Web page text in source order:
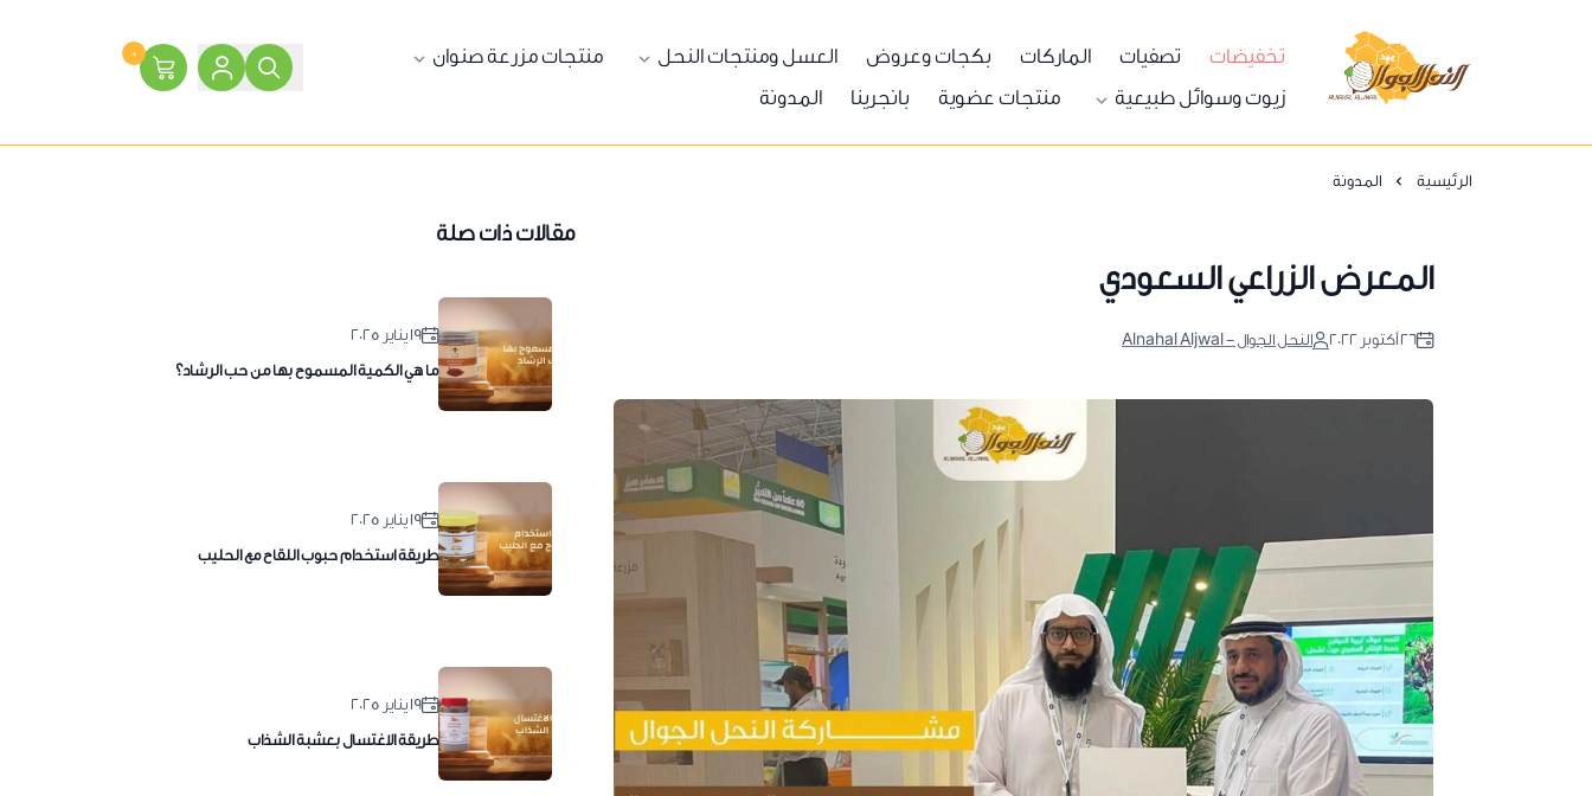
النحل الجوال
تخفيضات تصفيات الماركات بكجات وعروض العسل ومنتجات النحل
منتجات مزرعة صنوان
زيوت وسوائل طبيعية
منتجات عضوية بانجرينا المدونة
٠
الرئيسية المدونة
المعرض الزراعي السعودي
٢٦ أكتوبر ٢٠٢٢ النحل الجوال - Alnahal Aljwal
مقالات ذات صلة
١٩ يناير ٢٠٢٥
ما هي الكمية المسموح بها من حب الرشاد؟
١٩ يناير ٢٠٢٥
طريقة استخدام حبوب اللقاح مع الحليب
١٩ يناير ٢٠٢٥
طريقة الاغتسال بعشبة الشذاب